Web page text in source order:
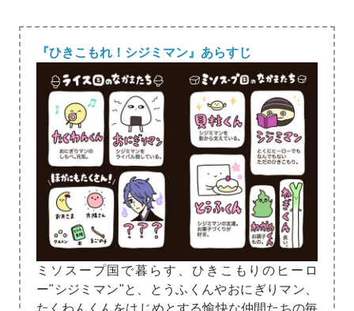
『ひきこもれ！シジミマン』あらすじ
ミソスープ国で暮らす、ひきこもりのヒーロ
ー"シジミマン"と、とうふくんやおにぎりマン、
たくわんくんをはじめとする愉快な仲間たちの毎